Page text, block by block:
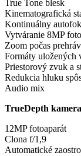
True Tone blesk
Kinematografická
Kontinuálny
Vytváranie 8MP
Zoom počas
Formáty
Priestorový zvuk a
Redukcia hluku
Audio mix
TrueDepth kamera
12MP fotoaparát
Clona f/1,9
Automatické